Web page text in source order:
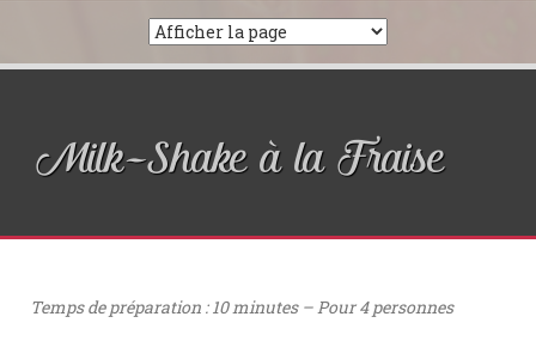
Milk-Shake à la Fraise
Milk-Shake à la Fraise
Temps de préparation : 10 minutes – Pour 4 personnes